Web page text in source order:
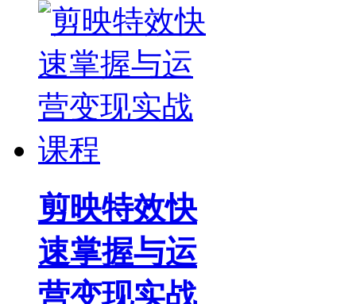
剪映特效快
速掌握与运
营变现实战